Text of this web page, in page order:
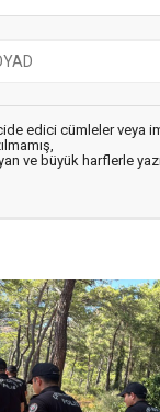
edici cümleler veya
ve büyük harflerle